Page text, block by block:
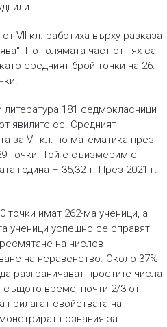
VII кл. работиха върху разказа
По-голямата част от тях са
средният брой точки на 26.
181 седмокласници
явилите се. Средният
за VII кл. по математика през
точки. Той е съизмерим с
година – 35,32 т. През 2021 г.
точки имат 262-ма ученици, а
ученици успешно се справят
на числов
на неравенство. Около 37%
разграничават простите числа
същото време, почти 2/3 от
прилагат свойствата на
познания за